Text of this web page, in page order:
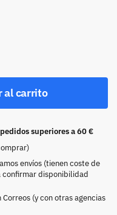
al carrito
superiores a 60 €
envíos (tienen coste de
confirmar disponibilidad
Correos (y con otras agencias